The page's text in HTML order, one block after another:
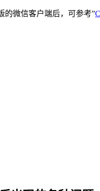
的微信客户端后，可参考”